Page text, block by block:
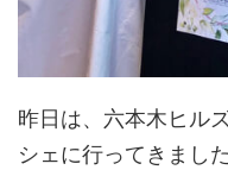
昨日は、六本木ヒル
シェに行ってきまし